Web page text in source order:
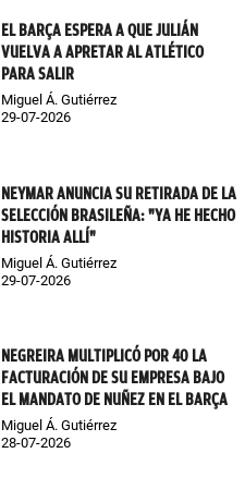
EL BARÇA ESPERA A QUE JULIÁN
VUELVA A APRETAR AL ATLÉTICO
PARA SALIR
Miguel Á. Gutiérrez
29-07-2026
NEYMAR ANUNCIA SU RETIRADA DE LA
SELECCIÓN BRASILEÑA: "YA HE HECHO
HISTORIA ALLÍ"
Miguel Á. Gutiérrez
29-07-2026
NEGREIRA MULTIPLICÓ POR 40 LA
FACTURACIÓN DE SU EMPRESA BAJO
EL MANDATO DE NUÑEZ EN EL BARÇA
Miguel Á. Gutiérrez
28-07-2026